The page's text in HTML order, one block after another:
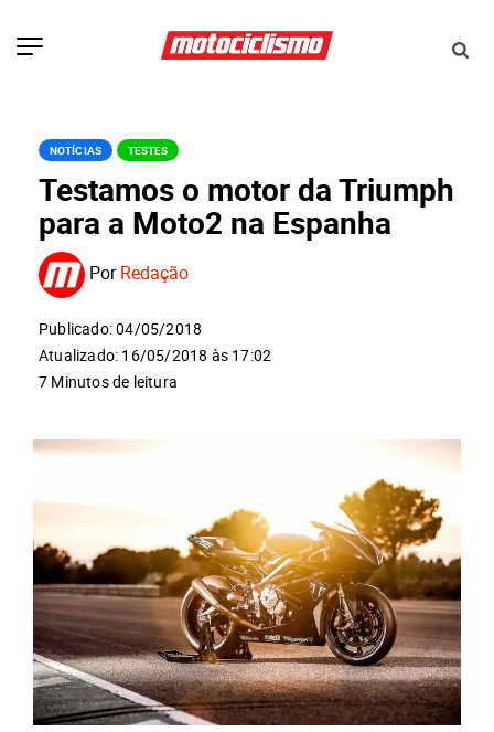
NOTÍCIAS TESTES
Testamos o motor da Triumph
para a Moto2 na Espanha
PorRedação
Publicado: 04/05/2018
Atualizado: 16/05/2018 às 17:02
7 Minutos de leitura